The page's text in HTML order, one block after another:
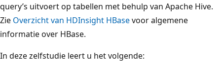
query’s uitvoert op tabellen met behulp van Apache Hive.
Zie Overzicht van HDInsight HBasevoor algemene
informatie over HBase.
In deze zelfstudie leert u het volgende: